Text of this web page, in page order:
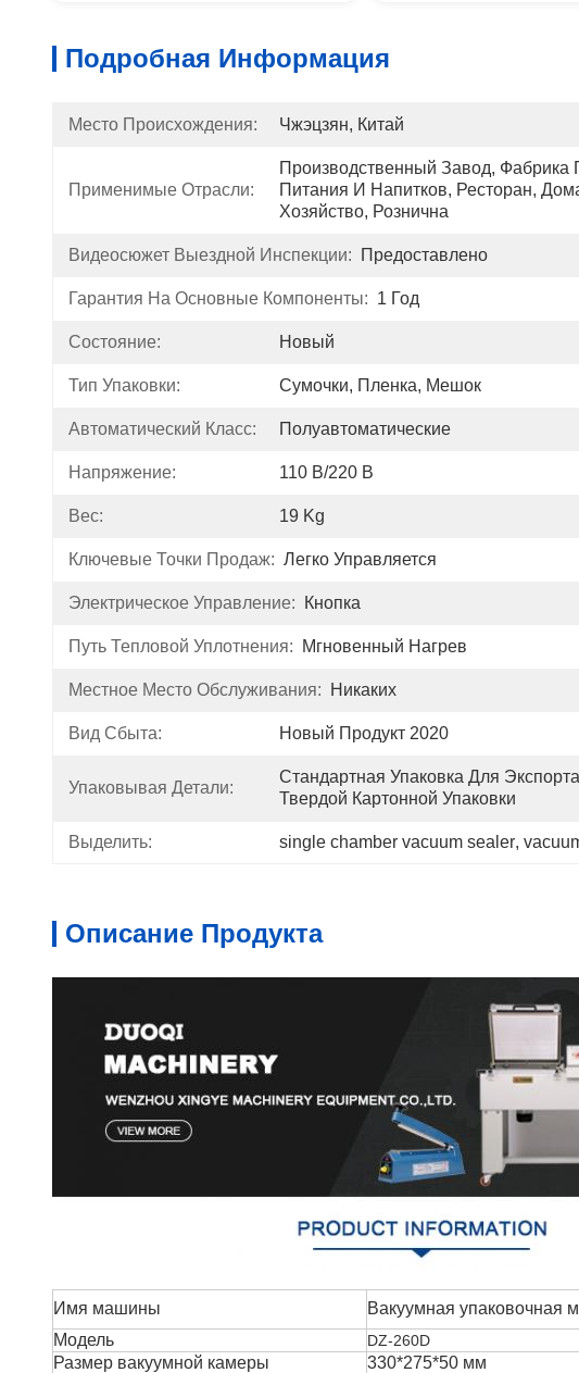
Подробная Информация
Место Происхождения: Чжэцзян, Китай
Применимые Отрасли:
Производственный Завод, Фабрика
Питания И Напитков, Ресторан,
Хозяйство, Рознична
Видеосюжет Выездной Инспекции: Предоставлено
Гарантия На Основные Компоненты: 1 Год
Состояние: Новый
Тип Упаковки: Сумочки, Пленка, Мешок
Автоматический Класс: Полуавтоматические
Напряжение: 110 В/220 В
Вес: 19 Kg
Ключевые Точки Продаж: Легко Управляется
Электрическое Управление: Кнопка
Путь Тепловой Уплотнения: Мгновенный Нагрев
Местное Место Обслуживания: Никаких
Вид Сбыта: Новый Продукт 2020
Упаковывая Детали:
Стандартная Упаковка Для
Твердой Картонной Упаковки
Выделить: single chamber vacuum sealer,
Описание Продукта
Имя машины
Вакуумная упаковочная
Модель
DZ-260D
Размер вакуумной камеры
330*275*50 мм